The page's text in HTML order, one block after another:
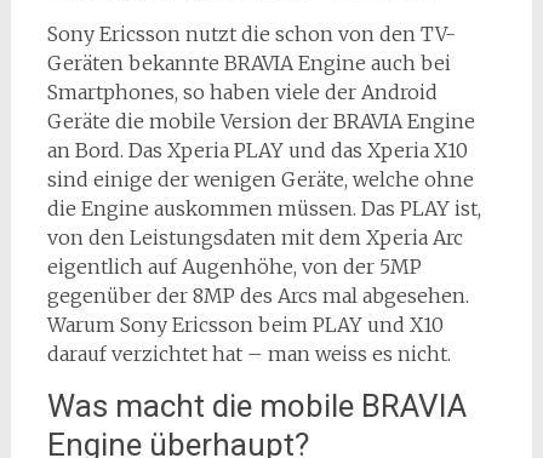
Sony Ericsson nutzt die schon von den TV-
Geräten bekannte BRAVIA Engine auch bei
Smartphones, so haben viele der Android
Geräte die mobile Version der BRAVIA Engine
an Bord. Das Xperia PLAY und das Xperia X10
sind einige der wenigen Geräte, welche ohne
die Engine auskommen müssen. Das PLAY ist,
von den Leistungsdaten mit dem Xperia Arc
eigentlich auf Augenhöhe, von der 5MP
gegenüber der 8MP des Arcs mal abgesehen.
Warum Sony Ericsson beim PLAY und X10
darauf verzichtet hat – man weiss es nicht.
Was macht die mobile BRAVIA
Engine überhaupt?